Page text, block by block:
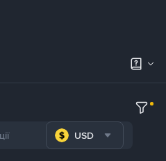
USD